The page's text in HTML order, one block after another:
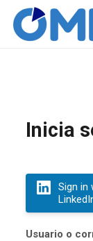
Inicia
Sign in
Usuario o